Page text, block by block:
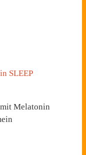
SLEEP
Melatonin